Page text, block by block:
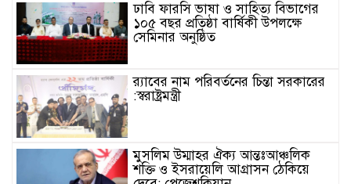
ঢাবি ফারসি ভাষা ও সাহিত্য বিভাগের
১০৫ বছর প্রতিষ্ঠা বার্ষিকী উপলক্ষে
সেমিনার অনুষ্ঠিত
র‌্যাবের নাম পরিবর্তনের চিন্তা সরকারের
:স্বরাষ্ট্রমন্ত্রী
মুসলিম উম্মাহর ঐক্য আন্তঃআঞ্চলিক
শক্তি ও ইসরায়েলি আগ্রাসন ঠেকিয়ে